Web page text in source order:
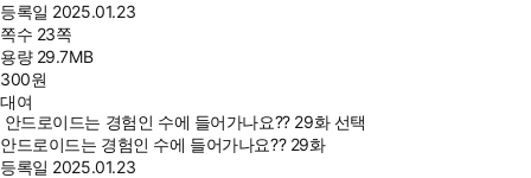
등록일 2025.01.23
쪽수 23쪽
용량 29.7MB
300원
대여
안드로이드는 경험인 수에 들어가나요?? 29화 선택
안드로이드는 경험인 수에 들어가나요?? 29화
등록일 2025.01.23